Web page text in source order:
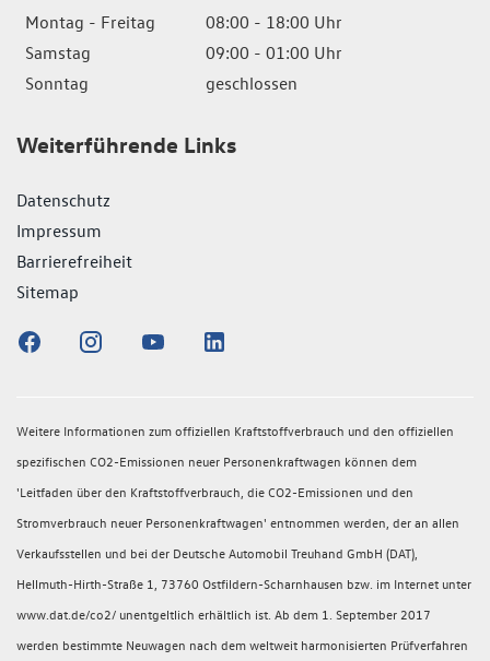
Montag - Freitag
08:00 - 18:00 Uhr
Samstag
09:00 - 01:00 Uhr
Sonntag
geschlossen
Weiterführende Links
Datenschutz
Impressum
Barrierefreiheit
Sitemap
Weitere Informationen zum offiziellen Kraftstoffverbrauch und den offiziellen
spezifischen CO2-Emissionen neuer Personenkraftwagen können dem
'Leitfaden über den Kraftstoffverbrauch, die CO2-Emissionen und den
Stromverbrauch neuer Personenkraftwagen' entnommen werden, der an allen
Verkaufsstellen und bei der Deutsche Automobil Treuhand GmbH (DAT),
Hellmuth-Hirth-Straße 1, 73760 Ostfildern-Scharnhausen bzw. im Internet unter
www.dat.de/co2/ unentgeltlich erhältlich ist. Ab dem 1. September 2017
werden bestimmte Neuwagen nach dem weltweit harmonisierten Prüfverfahren